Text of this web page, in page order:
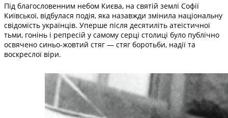
Під благословенним небом Києва, на святій землі Софії
Київської, відбулася подія, яка назавжди змінила національну
свідомість українців. Уперше після десятиліть атеїстичної
тьми, гонінь і репресій у самому серці столиці було публічно
освячено синьо-жовтий стяг — стяг боротьби, надії та
воскреслої віри.